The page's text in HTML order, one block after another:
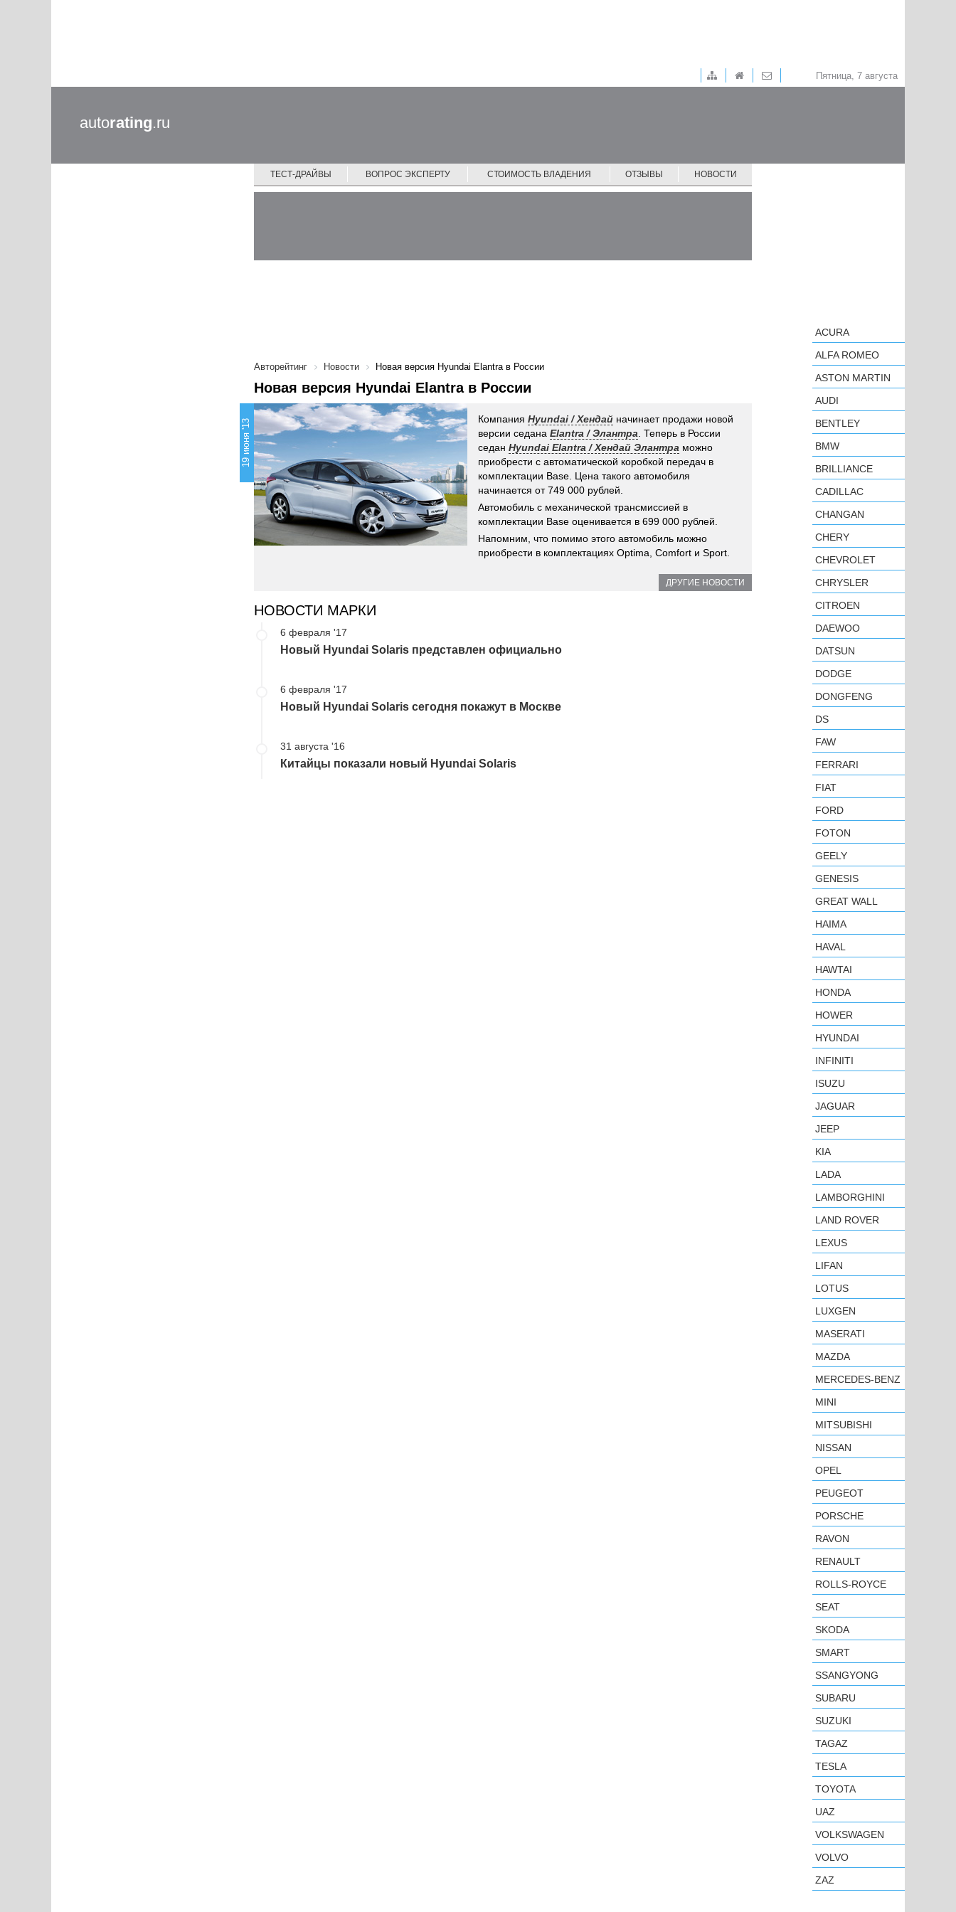
Пятница, 7 августа
autorating.ru
ТЕСТ-ДРАЙВЫ ВОПРОС ЭКСПЕРТУ СТОИМОСТЬ ВЛАДЕНИЯ ОТЗЫВЫ НОВОСТИ
Авторейтинг Новости Новая версия Hyundai Elantra в России
Новая версия Hyundai Elantra в России
19 июня '13 Компания Hyundai / Хендай начинает продажи новой
версии седана Elantra / Элантра . Теперь в России
седан Hyundai Elantra / Хендай Элантра можно
приобрести с автоматической коробкой передач в
комплектации Base. Цена такого автомобиля
начинается от 749 000 рублей.
Автомобиль с механической трансмиссией в
комплектации Base оценивается в 699 000 рублей.
Напомним, что помимо этого автомобиль можно
приобрести в комплектациях Optima, Comfort и Sport.
ДРУГИЕ НОВОСТИ
НОВОСТИ МАРКИ
6 февраля '17
Новый Hyundai Solaris представлен официально
6 февраля '17
Новый Hyundai Solaris сегодня покажут в Москве
31 августа '16
Китайцы показали новый Hyundai Solaris
ACURA
ALFA ROMEO
ASTON MARTIN
AUDI
BENTLEY
BMW
BRILLIANCE
CADILLAC
CHANGAN
CHERY
CHEVROLET
CHRYSLER
CITROEN
DAEWOO
DATSUN
DODGE
DONGFENG
DS
FAW
FERRARI
FIAT
FORD
FOTON
GEELY
GENESIS
GREAT WALL
HAIMA
HAVAL
HAWTAI
HONDA
HOWER
HYUNDAI
INFINITI
ISUZU
JAGUAR
JEEP
KIA
LADA
LAMBORGHINI
LAND ROVER
LEXUS
LIFAN
LOTUS
LUXGEN
MASERATI
MAZDA
MERCEDES-BENZ
MINI
MITSUBISHI
NISSAN
OPEL
PEUGEOT
PORSCHE
RAVON
RENAULT
ROLLS-ROYCE
SEAT
SKODA
SMART
SSANGYONG
SUBARU
SUZUKI
TAGAZ
TESLA
TOYOTA
UAZ
VOLKSWAGEN
VOLVO
ZAZ